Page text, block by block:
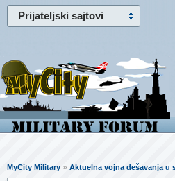
Prijateljski sajtovi
MyCity Military » Aktuelna vojna dešavanja u